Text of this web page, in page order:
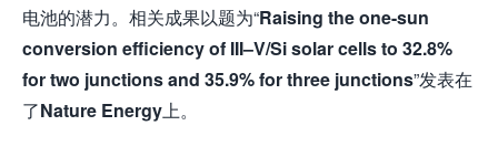
电池的潜力。相关成果以题为“Raising the one-sun
conversion efficiency of III–V/Si solar cells to 32.8%
for two junctions and 35.9% for three junctions”发表在
了Nature Energy上。